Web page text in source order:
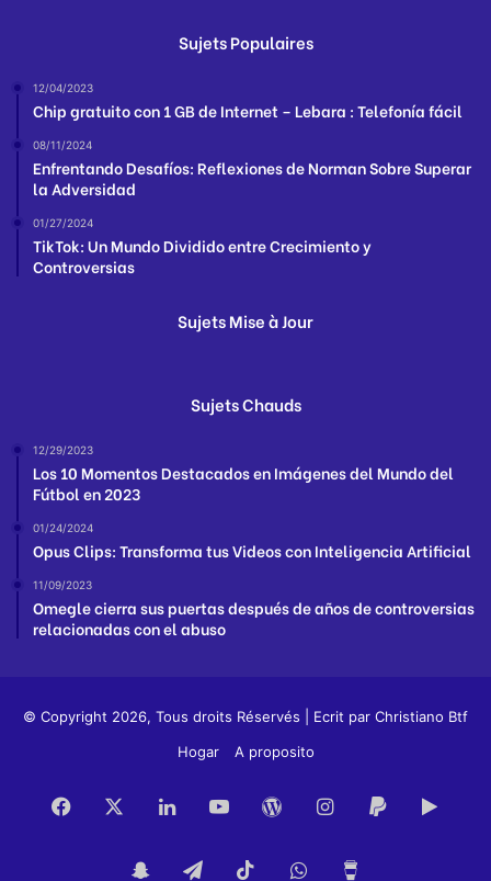
Sujets Populaires
12/04/2023
Chip gratuito con 1 GB de Internet – Lebara : Telefonía fácil
08/11/2024
Enfrentando Desafíos: Reflexiones de Norman Sobre Superar
la Adversidad
01/27/2024
TikTok: Un Mundo Dividido entre Crecimiento y
Controversias
Sujets Mise à Jour
Sujets Chauds
12/29/2023
Los 10 Momentos Destacados en Imágenes del Mundo del
Fútbol en 2023
01/24/2024
Opus Clips: Transforma tus Videos con Inteligencia Artificial
11/09/2023
Omegle cierra sus puertas después de años de controversias
relacionadas con el abuso
© Copyright 2026, Tous droits Réservés | Ecrit par Christiano Btf
Hogar
A proposito
Facebook LinkedInYouTubeWordPress
Instagram
PayPal
SnapchatTelegramTikTokWhatsApp